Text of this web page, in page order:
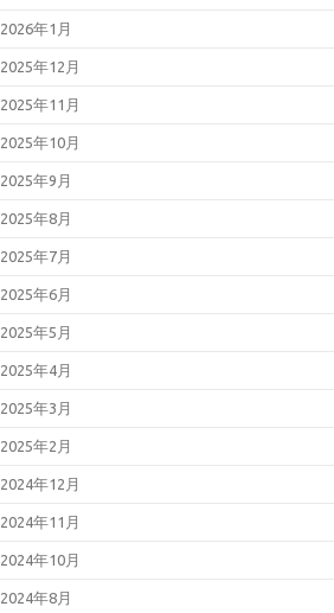
2026年1月
2025年12月
2025年11月
2025年10月
2025年9月
2025年8月
2025年7月
2025年6月
2025年5月
2025年4月
2025年3月
2025年2月
2024年12月
2024年11月
2024年10月
2024年8月